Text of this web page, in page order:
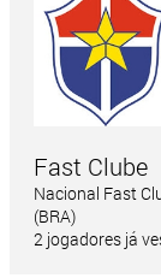
Fast Clube
Nacional Fast
(BRA)
2 jogadores já